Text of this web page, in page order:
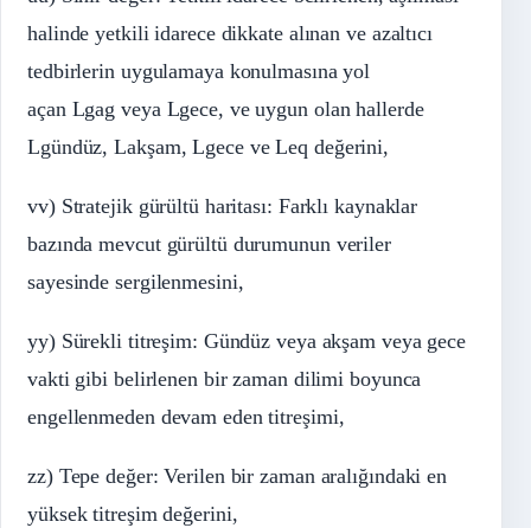
halinde yetkili idarece dikkate alınan ve azaltıcı
tedbirlerin uygulamaya konulmasına yol
açan Lgag veya Lgece, ve uygun olan hallerde
Lgündüz, Lakşam, Lgece ve Leq değerini,
vv) Stratejik gürültü haritası: Farklı kaynaklar
bazında mevcut gürültü durumunun veriler
sayesinde sergilenmesini,
yy) Sürekli titreşim: Gündüz veya akşam veya gece
vakti gibi belirlenen bir zaman dilimi boyunca
engellenmeden devam eden titreşimi,
zz) Tepe değer: Verilen bir zaman aralığındaki en
yüksek titreşim değerini,